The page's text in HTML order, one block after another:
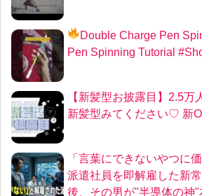
Double Charge Pen
Pen Spinning Tutorial
【新髪型お披露目】2.5
新髪型みてください♡ 新
「言葉にできないやつに
派遣社員を即解雇した新
後、その男が"半導体の神